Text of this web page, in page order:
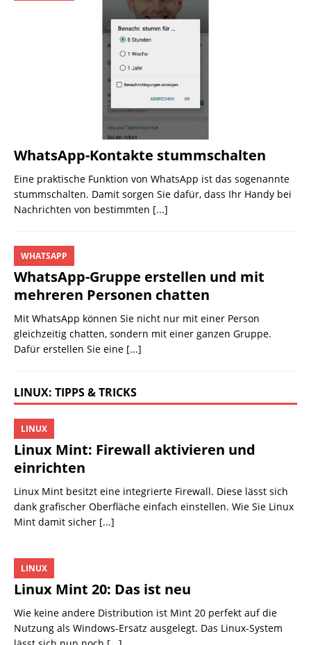
WhatsApp-Kontakte stummschalten
Eine praktische Funktion von WhatsApp ist das sogenannte
stummschalten. Damit sorgen Sie dafür, dass Ihr Handy bei
Nachrichten von bestimmten [...]
WhatsApp-Gruppe erstellen und mit
mehreren Personen chatten
WHATSAPP
Mit WhatsApp können Sie nicht nur mit einer Person
gleichzeitig chatten, sondern mit einer ganzen Gruppe.
Dafür erstellen Sie eine [...]
LINUX: TIPPS & TRICKS
Linux Mint: Firewall aktivieren und
einrichten
LINUX
Linux Mint besitzt eine integrierte Firewall. Diese lässt sich
dank grafischer Oberfläche einfach einstellen. Wie Sie Linux
Mint damit sicher [...]
Linux Mint 20: Das ist neu
LINUX
Wie keine andere Distribution ist Mint 20 perfekt auf die
Nutzung als Windows-Ersatz ausgelegt. Das Linux-System